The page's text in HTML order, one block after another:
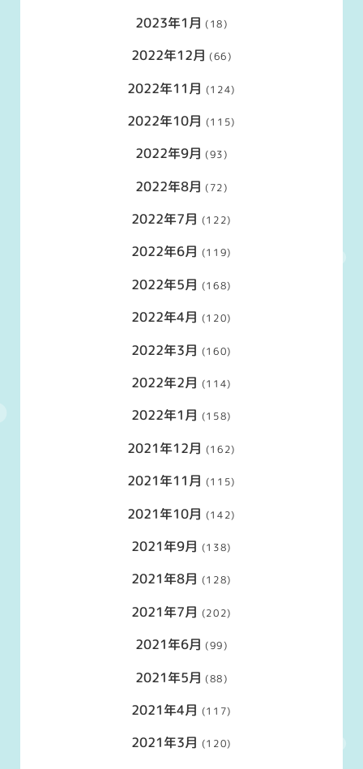
2023年1月 (18)
2022年12月 (66)
2022年11月 (124)
2022年10月 (115)
2022年9月 (93)
2022年8月 (72)
2022年7月 (122)
2022年6月 (119)
2022年5月 (168)
2022年4月 (120)
2022年3月 (160)
2022年2月 (114)
2022年1月 (158)
2021年12月 (162)
2021年11月 (115)
2021年10月 (142)
2021年9月 (138)
2021年8月 (128)
2021年7月 (202)
2021年6月 (99)
2021年5月 (88)
2021年4月 (117)
2021年3月 (120)